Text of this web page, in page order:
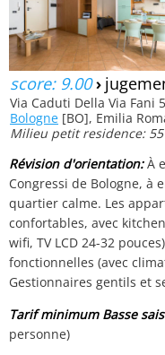
score: 9.00›
Via Caduti Della Via Fani
Bologne [BO], Emilia
Milieu petit residence:
Révision d'orientation:À
Congressi de Bologne, à
quartier calme. Les
confortables, avec
wifi, TV LCD 24-32
fonctionnelles (avec
Gestionnaires gentils et
Tarif minimum Basse
personne)